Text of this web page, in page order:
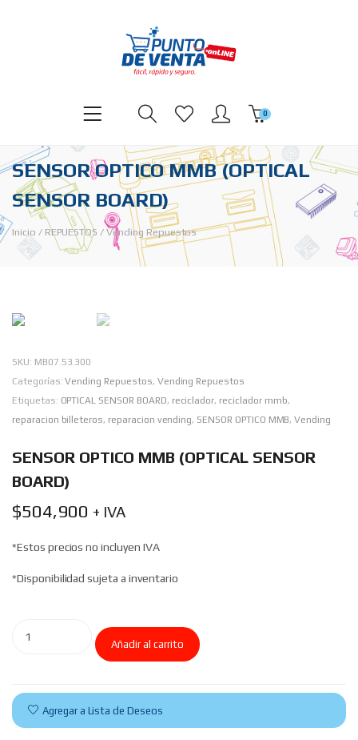
0
SENSOR OPTICO MMB (OPTICAL
SENSOR BOARD)
Inicio / REPUESTOS /Vending Repuestos
SKU: MB07.53.300
Categorías:Vending Repuestos, Vending Repuestos
Etiquetas: OPTICAL SENSOR BOARD, reciclador, reciclador mmb,
reparacion billeteros, reparacion vending, SENSOR OPTICO MMB,Vending
SENSOR OPTICO MMB (OPTICAL SENSOR
BOARD)
$504,900 + IVA
*Estos precios no incluyen IVA
*Disponibilidad sujeta a inventario
Añadir al carrito
Agregar a Lista de Deseos